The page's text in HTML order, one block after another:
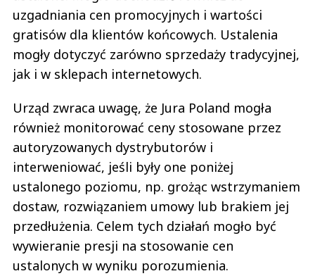
uzgadniania cen promocyjnych i wartości
gratisów dla klientów końcowych. Ustalenia
mogły dotyczyć zarówno sprzedaży tradycyjnej,
jak i w sklepach internetowych.
Urząd zwraca uwagę, że Jura Poland mogła
również monitorować ceny stosowane przez
autoryzowanych dystrybutorów i
interweniować, jeśli były one poniżej
ustalonego poziomu, np. grożąc wstrzymaniem
dostaw, rozwiązaniem umowy lub brakiem jej
przedłużenia. Celem tych działań mogło być
wywieranie presji na stosowanie cen
ustalonych w wyniku porozumienia.